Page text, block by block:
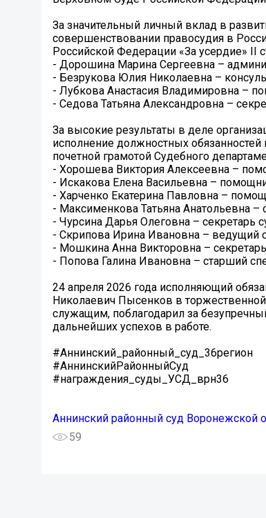
За значительный личный вклад в
совершенствовании правосудия в
Российской Федерации «За усердие» II
- Дорошина Марина Сергеевна –
- Безрукова Юлия Николаевна –
- Лубкова Анастасия Владимировна –
- Седова Татьяна Александровна –
За высокие результаты в деле
исполнение должностных
почетной грамотой Судебного
- Хорошева Виктория Алексеевна –
- Искакова Елена Васильевна –
- Харченко Екатерина Павловна –
- Максименкова Татьяна Анатольевна –
- Чурсина Дарья Олеговна – секретарь
- Скрипова Ирина Ивановна – ведущий
- Мошкина Анна Викторовна –
- Попова Галина Ивановна – старший
24 апреля 2026 года исполняющий
Николаевич Пысенков в
служащим, поблагодарил за
дальнейших успехов в работе.
#Аннинский_районный_суд_36регион
#АннинскийРайонныйСуд
#награждения_суды_УСД_врн36
Аннинский районный суд Воронежской
59